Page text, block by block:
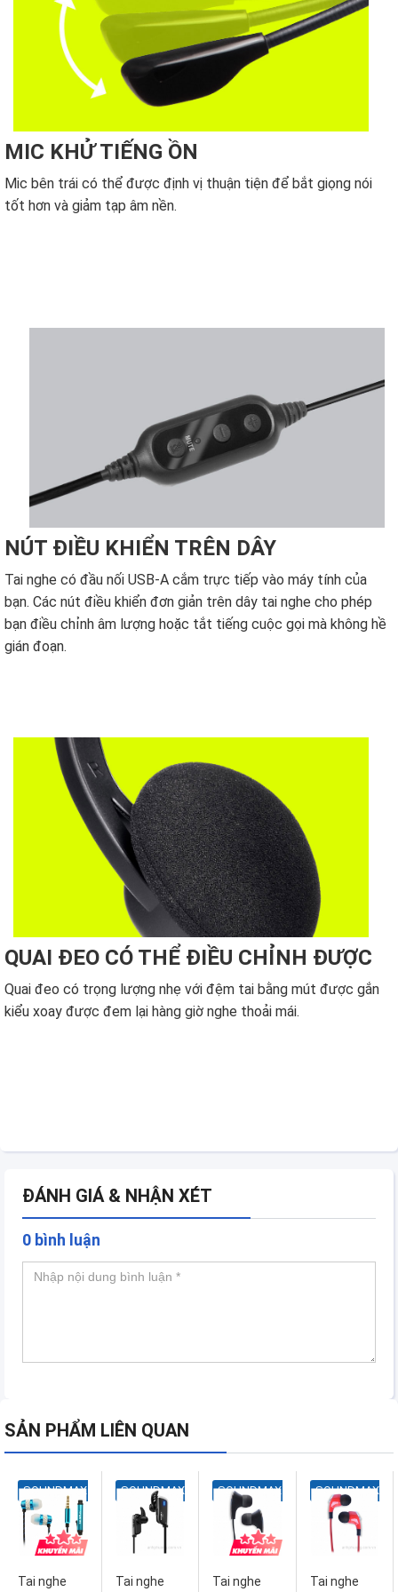
MIC KHỬ TIẾNG ỒN
Mic bên trái có thể được định vị thuận tiện để bắt giọng nói
tốt hơn và giảm tạp âm nền.
NÚT ĐIỀU KHIỂN TRÊN DÂY
Tai nghe có đầu nối USB-A cắm trực tiếp vào máy tính của
bạn. Các nút điều khiển đơn giản trên dây tai nghe cho phép
bạn điều chỉnh âm lượng hoặc tắt tiếng cuộc gọi mà không hề
gián đoạn.
QUAI ĐEO CÓ THỂ ĐIỀU CHỈNH ĐƯỢC
Quai đeo có trọng lượng nhẹ với đệm tai bằng mút được gắn
kiểu xoay được đem lại hàng giờ nghe thoải mái.
ĐÁNH GIÁ & NHẬN XÉT
0 bình luận
SẢN PHẨM LIÊN QUAN
SOUNDMAX
Tai nghe
SOUNDMAX
Tai nghe
SOUNDMAX
Tai nghe
SOUNDMAX
Tai nghe